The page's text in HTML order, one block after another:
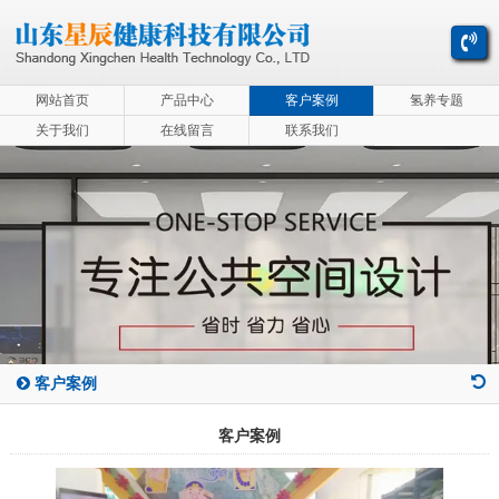
网站首页 产品中心 客户案例
氢养专题
关于我们
在线留言 联系我们
客户案例
客户案例